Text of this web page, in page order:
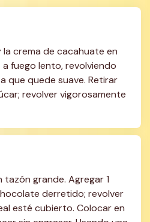
crema de cacahuate en
fuego lento, revolviendo
que quede suave. Retirar
revolver vigorosamente
grande. Agregar 1
derretido; revolver
esté cubierto. Colocar en